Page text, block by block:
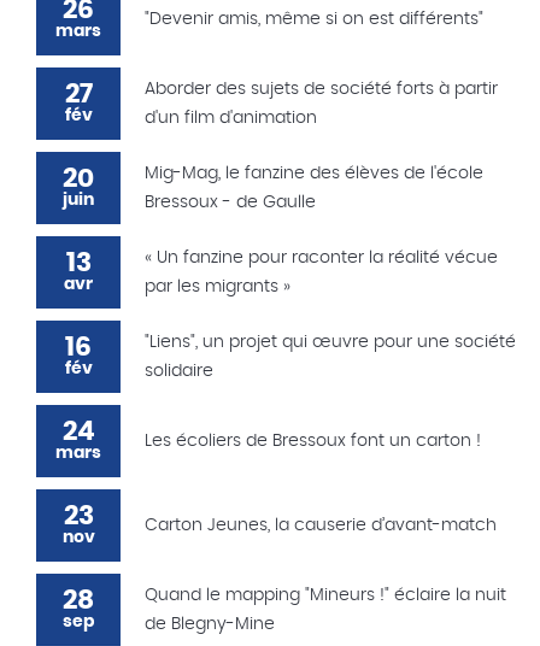
26
mars
"Devenir amis, même si on est différents"
27
fév
Aborder des sujets de société forts à partir
d'un film d'animation
20
juin
Mig-Mag, le fanzine des élèves de l'école
Bressoux - de Gaulle
13
avr
« Un fanzine pour raconter la réalité vécue
par les migrants »
16
fév
"Liens", un projet qui œuvre pour une société
solidaire
24
mars
Les écoliers de Bressoux font un carton !
23
nov
Carton Jeunes, la causerie d’avant-match
28
sep
Quand le mapping "Mineurs !" éclaire la nuit
de Blegny-Mine